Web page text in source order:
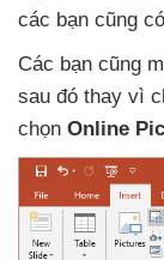
các bạn cũng
Các bạn cũng
sau đó thay vì
chọn Online